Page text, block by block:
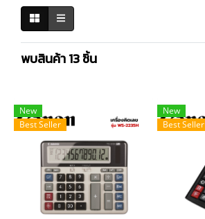
พบสินค้า 13 ชิ้น
New
Best Seller
New
Best Seller